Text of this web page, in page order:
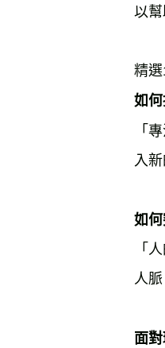
以
精
如
「
入
如
「
人
面